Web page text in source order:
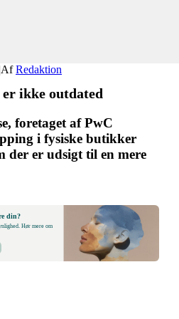
AfRedaktion
ikke outdated
foretaget af PwC
i fysiske butikker
der er udsigt til en mere
din?
Hør mere om